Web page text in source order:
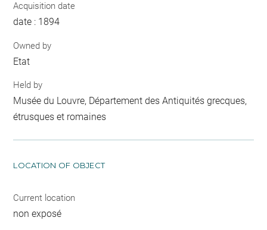
Acquisition date
date : 1894
Owned by
Etat
Held by
Musée du Louvre, Département des Antiquités grecques,
étrusques et romaines
LOCATION OF OBJECT
Current location
non exposé